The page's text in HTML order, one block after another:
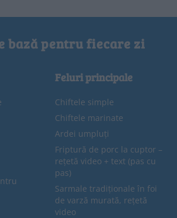
bază pentru fiecare zi
Feluri principale
Chiftele simple
Chiftele marinate
Ardei umpluți
Friptură de porc la cuptor –
rețetă video + text (pas cu
pas)
Sarmale tradiționale în foi
de varză murată, rețetă
video